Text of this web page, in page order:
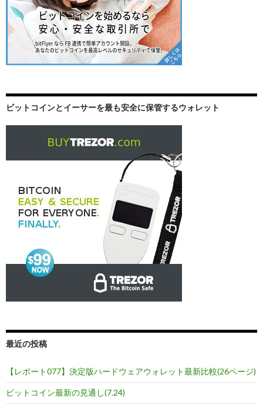
ビットコインとイーサーを最も安全に保管するウォレット
最近の投稿
【レポート077】決定版ハードウェアウォレット最新比較(26ページ)
ビットコイン最新の見通し(7.24)